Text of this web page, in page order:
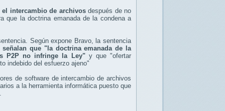
intercambio de archivosdespués de no
que la doctrina emanada de la condena a
Según expone Bravo, la sentencia
que "la doctrina emanada de la
P2P no infringe la Ley"y que "ofertar
indebido del esfuerzo ajeno"
de software de intercambio de archivos
a la herramienta informática puesto que